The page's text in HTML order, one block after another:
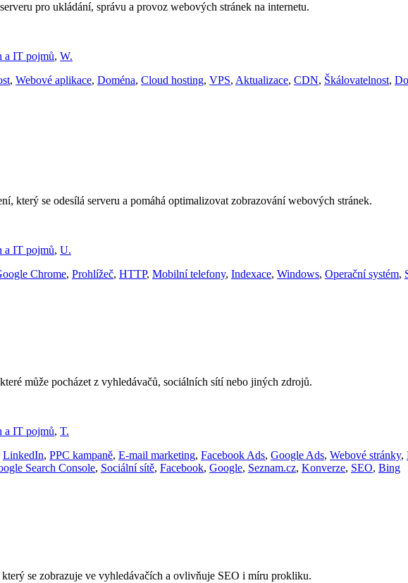
pro ukládání, správu a provoz webových stránek na internetu.
a IT pojmů, W.
, Webové aplikace, Doména, Cloud hosting, VPS, Aktualizace, CDN, Škálovatelnost,
který se odesílá serveru a pomáhá optimalizovat zobrazování webových stránek.
a IT pojmů, U.
Chrome, Prohlížeč, HTTP, Mobilní telefony, Indexace, Windows, Operační systém,
může pocházet z vyhledávačů, sociálních sítí nebo jiných zdrojů.
a IT pojmů, T.
LinkedIn, PPC kampaně, E-mail marketing, Facebook Ads, Google Ads, Webové stránky,
Search Console, Sociální sítě, Facebook, Google, Seznam.cz, Konverze, SEO, Bing
se zobrazuje ve vyhledávačích a ovlivňuje SEO i míru prokliku.